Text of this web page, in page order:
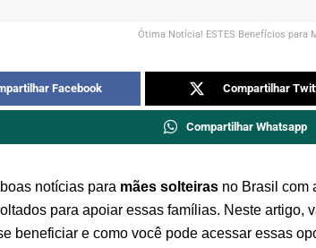
Ótima Notícia! ESTES Benefícios para
Facebook Compartilhar
Compartilhar Whatsapp
notícias para mães solteiras no Brasil com
para apoiar essas famílias. Neste artigo,
beneficiar e como você pode acessar essas